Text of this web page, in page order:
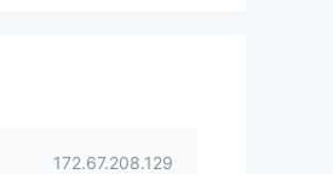
172.67.208.129